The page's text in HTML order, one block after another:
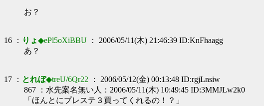
お？
16 ： りょ◆ePl5oXiBBU ： 2006/05/11(木) 21:46:39 ID:KnFhaagg
あ？
17 ： とれぼ◆treU/6Qr22 ： 2006/05/12(金) 00:13:48 ID:rgjLnsiw
867 ：水先案名無い人：2006/05/11(木) 10:49:45 ID:3MMJLw2k0
「ほんとにプレステ３買ってくれるの！？」